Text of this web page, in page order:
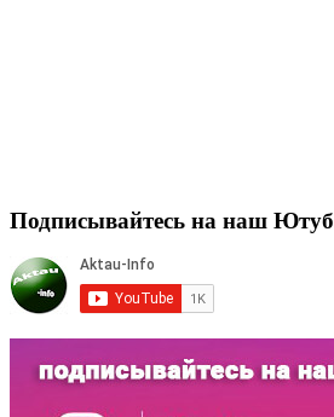
Подписывайтесь на наш Ютуб